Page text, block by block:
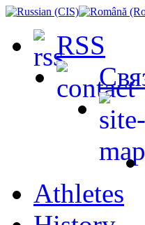
RSS
Athletes